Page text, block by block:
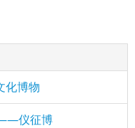
化博物
——仪征博